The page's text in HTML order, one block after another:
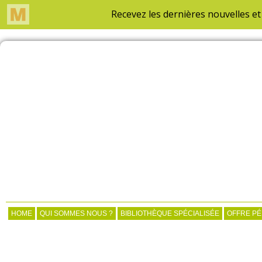
HOME QUI SOMMES NOUS ? BIBLIOTHÈQUE SPÉCIALISÉE OFFRE